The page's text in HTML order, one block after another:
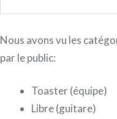
Nous avons vu les
par le public:
Toaster (équipe)
Libre (guitare)